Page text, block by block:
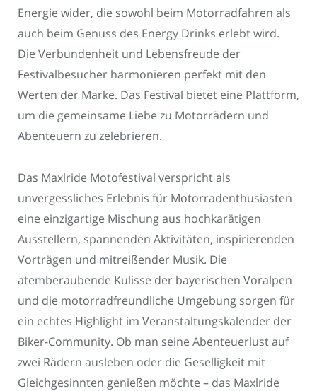
Energie wider, die sowohl beim Motorradfahren als
auch beim Genuss des Energy Drinks erlebt wird.
Die Verbundenheit und Lebensfreude der
Festivalbesucher harmonieren perfekt mit den
Werten der Marke. Das Festival bietet eine Plattform,
um die gemeinsame Liebe zu Motorrädern und
Abenteuern zu zelebrieren.
Das Maxlride Motofestival verspricht als
unvergessliches Erlebnis für Motorradenthusiasten
eine einzigartige Mischung aus hochkarätigen
Ausstellern, spannenden Aktivitäten, inspirierenden
Vorträgen und mitreißender Musik. Die
atemberaubende Kulisse der bayerischen Voralpen
und die motorradfreundliche Umgebung sorgen für
ein echtes Highlight im Veranstaltungskalender der
Biker-Community. Ob man seine Abenteuerlust auf
zwei Rädern ausleben oder die Geselligkeit mit
Gleichgesinnten genießen möchte – das Maxlride